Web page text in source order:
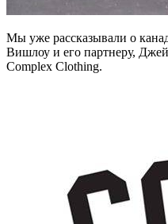
Мы уже рассказывали о
Вишлоу и его партнеру,
Complex Clothing.